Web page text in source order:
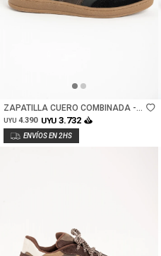
ZAPATILLA CUERO COMBINADA -
NEGRO
UYU 4.390 UYU 3.732